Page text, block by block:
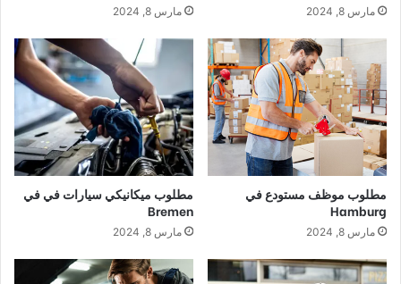
مارس 8, 2024 مارس 8, 2024
مطلوب موظف مستودع في
Hamburg
مارس 8, 2024
مطلوب ميكانيكي سيارات في في
Bremen
مارس 8, 2024